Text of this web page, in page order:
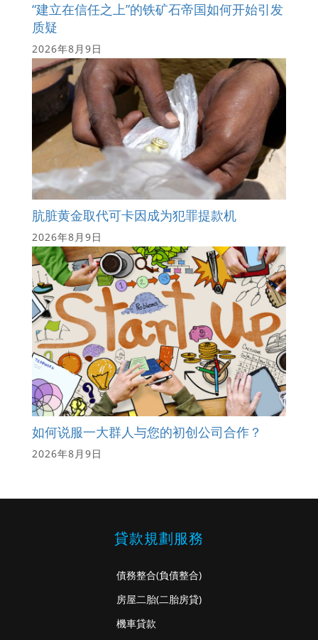
“建立在信任之上”的铁矿石帝国如何开始引发
质疑
2026年8月9日
肮脏黄金取代可卡因成为犯罪提款机
2026年8月9日
如何说服一大群人与您的初创公司合作？
2026年8月9日
貸款規劃服務
債務整合(負債整合)
房屋二胎(二胎房貸)
機車貸款